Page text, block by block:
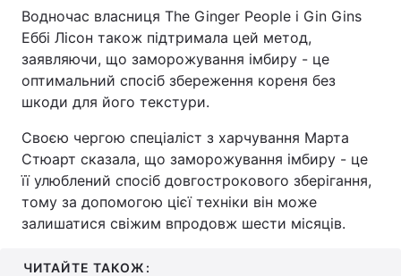
Водночас власниця The Ginger People і Gin Gins
Еббі Лісон також підтримала цей метод,
заявляючи, що заморожування імбиру - це
оптимальний спосіб збереження кореня без
шкоди для його текстури.
Своєю чергою спеціаліст з харчування Марта
Стюарт сказала, що заморожування імбиру - це
її улюблений спосіб довгострокового зберігання,
тому за допомогою цієї техніки він може
залишатися свіжим впродовж шести місяців.
ЧИТАЙТЕ ТАКОЖ: